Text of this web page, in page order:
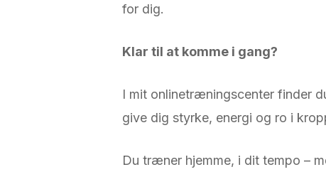
for dig.
Klar til at komme i gang?
I mit onlinetræningscenter finder
give dig styrke, energi og ro i
Du træner hjemme, i dit tempo –